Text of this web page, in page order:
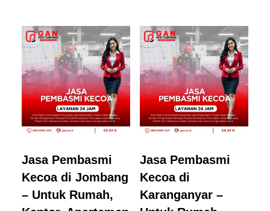
Jasa Pembasmi
Kecoa di Jombang
– Untuk Rumah,
Jasa Pembasmi
Kecoa di
Karanganyar –